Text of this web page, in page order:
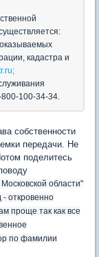
кадастра и
100-34-34.
собственности
передачи. Не
поделитесь
области"
- откровенно
проще так как все
по фамилии